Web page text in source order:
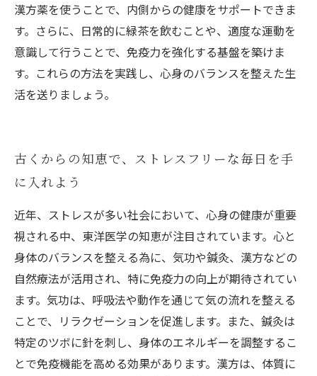
漢方薬を使うことで、内側からの健康をサポートできま
す。さらに、日常的に緑茶を飲むことや、適度な運動を
意識して行うことで、免疫力を強化する基盤を築けま
す。これらの方法を実践し、心身のバランスを整えた生
活を送りましょう。
古くからの知恵で、ストレスフリーな毎日を手
に入れよう
近年、ストレスが多い社会において、心身の健康が重要
視される中、東洋医学の知恵が注目されています。心と
身体のバランスを整える為に、気功や鍼灸、漢方などの
自然療法が活用され、特に免疫力の向上が期待されてい
ます。気功は、呼吸法や動作を通じて気の流れを整える
ことで、リラクゼーションを促進します。また、鍼灸は
特定のツボに針を刺し、身体のエネルギーを調整するこ
とで免疫機能を高める効果があります。漢方は、体質に